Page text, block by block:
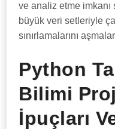
ve analiz etme
büyük veri setleriyle
sınırlamalarını
Python
Bilimi
İpuçları